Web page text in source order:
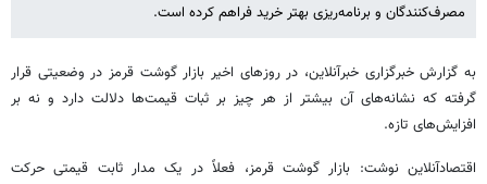
مصرف‌کنندگان و برنامه‌ریزی بهتر خرید فراهم کرده است.
به گزارش خبرگزاری خبرآنلاین، در روزهای اخیر بازار گوشت قرمز در وضعیتی قرار
گرفته که نشانه‌های آن بیشتر از هر چیز بر ثبات قیمت‌ها دلالت دارد و نه بر
افزایش‌های تازه.
اقتصادآنلاین نوشت: بازار گوشت قرمز، فعلاً در یک مدار ثابت قیمتی حرکت